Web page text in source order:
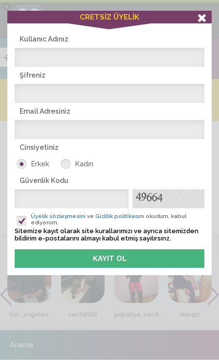
×
Ciddiask Uygulaması
+1 Hafta Gold Üyelik Kazan
Bedava - com.ciddi.ask
İNDİR
ÜYE ARA
VİTRİN
los_angeles sechillllll papatya_secil Nergiz
Arama
CRETSİZ ÜYELİK
Kullanıc Adınız
Şifreniz
Email Adresiniz
Cinsiyetiniz
Erkek Kadın
Güvenlik Kodu
Üyelik sözleşmesini ve Gizlilik politikasını okudum, kabul
ediyorum.
Sitemize kayıt olarak site kurallarımızı ve ayrıca sitemizden
bildirim e-postalarını almayı kabul etmiş sayılırsınz.